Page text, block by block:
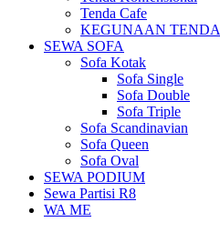
Tenda Cafe
KEGUNAAN TENDA
SEWA SOFA
Sofa Kotak
Sofa Single
Sofa Double
Sofa Triple
Sofa Scandinavian
Sofa Queen
Sofa Oval
SEWA PODIUM
Sewa Partisi R8
WA ME